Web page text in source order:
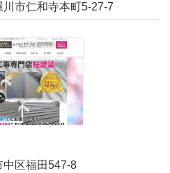
市仁和寺本町5-27-7
中区福田547-8